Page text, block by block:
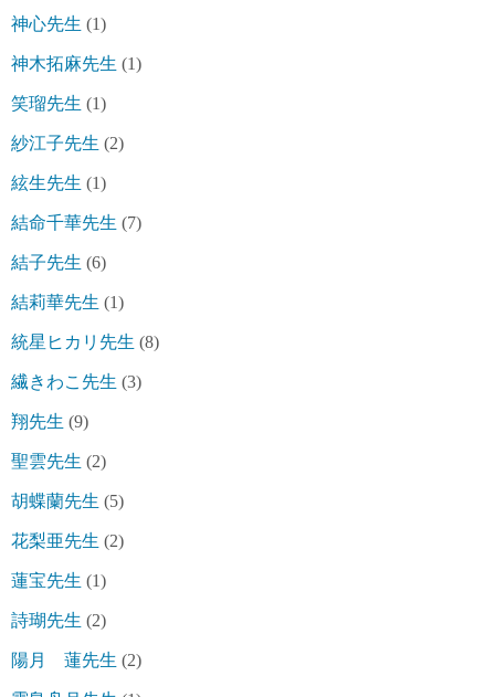
神心先生 (1)
神木拓麻先生 (1)
笑瑠先生 (1)
紗江子先生 (2)
絃生先生 (1)
結命千華先生 (7)
結子先生 (6)
結莉華先生 (1)
統星ヒカリ先生 (8)
繊きわこ先生 (3)
翔先生 (9)
聖雲先生 (2)
胡蝶蘭先生 (5)
花梨亜先生 (2)
蓮宝先生 (1)
詩瑚先生 (2)
陽月 蓮先生 (2)